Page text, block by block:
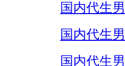
国内代生
国内代生
国内代生